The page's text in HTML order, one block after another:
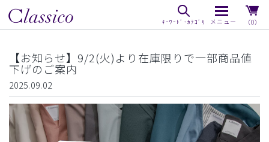
（0）
【お知らせ】9/2(火)より在庫限りで一部商品値
下げのご案内
2025.09.02